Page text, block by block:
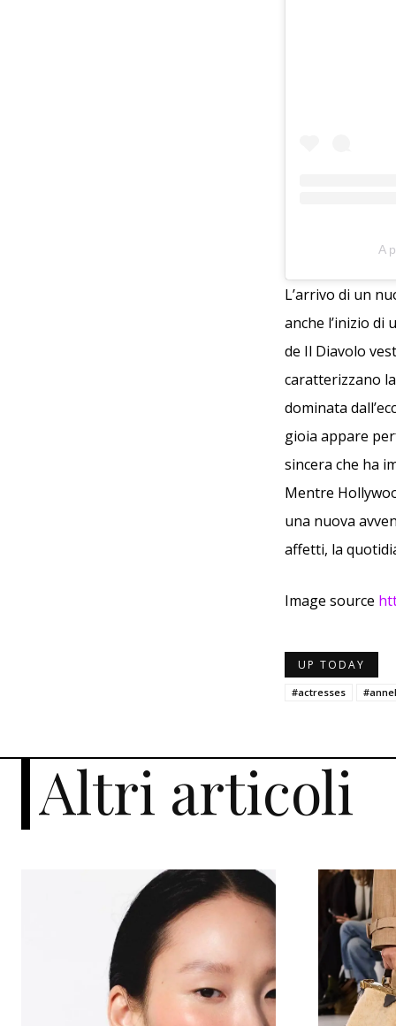
A
L’arrivo di un
anche l’inizio di
de Il Diavolo
caratterizzano
dominata
gioia appare
sincera che ha
Mentre
una nuova
affetti, la
Image source
UP TODAY
#actresses
Altri articoli